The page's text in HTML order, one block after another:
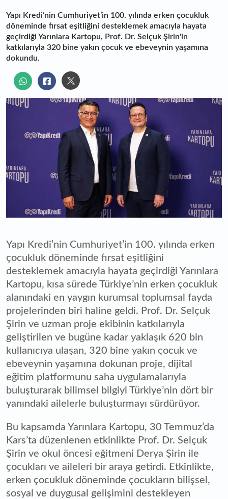
Yapı Kredi’nin Cumhuriyet’in 100. yılında erken çocukluk
döneminde fırsat eşitliğini desteklemek amacıyla hayata
geçirdiği Yarınlara Kartopu, Prof. Dr. Selçuk Şirin'in
katkılarıyla 320 bine yakın çocuk ve ebeveynin yaşamına
dokundu.
Yapı Kredi’nin Cumhuriyet’in 100. yılında erken
çocukluk döneminde fırsat eşitliğini
desteklemek amacıyla hayata geçirdiği Yarınlara
Kartopu, kısa sürede Türkiye’nin erken çocukluk
alanındaki en yaygın kurumsal toplumsal fayda
projelerinden biri haline geldi. Prof. Dr. Selçuk
Şirin ve uzman proje ekibinin katkılarıyla
geliştirilen ve bugüne kadar yaklaşık 620 bin
kullanıcıya ulaşan, 320 bine yakın çocuk ve
ebeveynin yaşamına dokunan proje, dijital
eğitim platformunu saha uygulamalarıyla
buluşturarak bilimsel bilgiyi Türkiye’nin dört bir
yanındaki ailelerle buluşturmayı sürdürüyor.
Bu kapsamda Yarınlara Kartopu, 30 Temmuz’da
Kars’ta düzenlenen etkinlikte Prof. Dr. Selçuk
Şirin ve okul öncesi eğitmeni Derya Şirin ile
çocukları ve aileleri bir araya getirdi. Etkinlikte,
erken çocukluk döneminde çocukların bilişsel,
sosyal ve duygusal gelişimini destekleyen